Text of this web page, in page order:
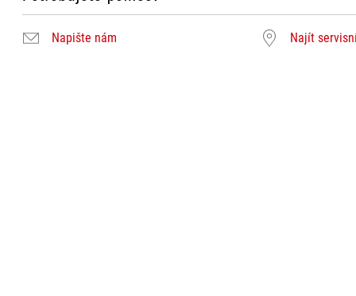
Napište nám Najít